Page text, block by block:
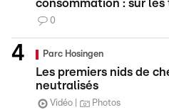
consommation : sur
0
Parc Hosingen
Les premiers nids de
neutralisés
Vidéo Photos